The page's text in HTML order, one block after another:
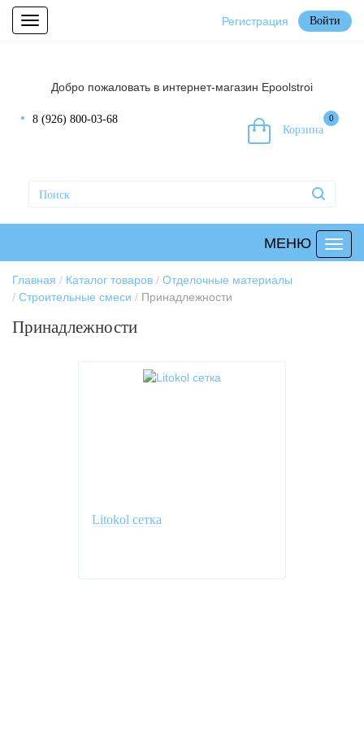
Toggle
navigation
Регистрация Войти
Добро пожаловать в интернет-магазин Epoolstroi
Корзина
0
8 (926) 800-03-68
МЕНЮ
Главная Каталог товаров
Отделочные материалы
Строительные смеси
Принадлежности
Принадлежности
Litokol сетка